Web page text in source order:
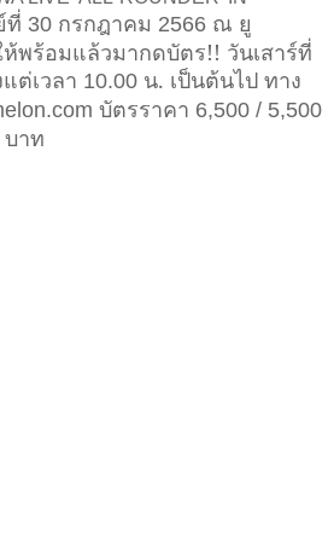
ที่ 30 กรกฎาคม 2566 ณ ยู
พร้อมแล้วมากดบัตร!! วันเสาร์ที่
ต่เวลา 10.00 น. เป็นต้นไป ทาง
บัตรราคา 6,500 / 5,500
บาท